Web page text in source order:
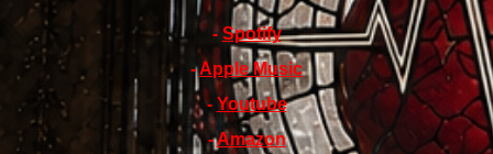
-Spotify
-Apple Music
- Youtube
-Amazon